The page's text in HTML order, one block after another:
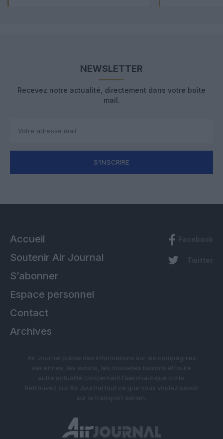
NEWSLETTER
Recevez notre actualité, directement dans votre boîte
mail.
S'INSCRIRE
Accueil
Soutenir Air Journal
S’abonner
Espace personnel
Contact
Archives